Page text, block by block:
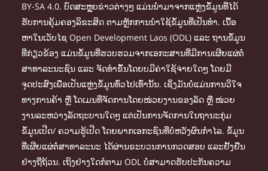
BY-SA 4.0. ບົດສະຫຼຸບຂ່າວຕ່າງໆ ແມ່ນນຳມາຈາກແຫຼ່ງຂໍ້ມູນທີ່ໄດ້
ຮັບການຄຸ້ມຄອງລິຂະສິດ ຕາມຫຼັກການນຳໃຊ້ຂໍ້ມູນທີ່ເປັນທຳ. ເນື້ອ
ຫາໃນເວັບໄຊ Open Development Laos (ODL) ແລະ ຖານຂໍ້ມູນ
ທີ່ກ່ຽວຂ້ອງ ແມ່ນຂໍ້ມູນທີ່ຮວບຮວມຈາກເອກະສານທີ່ມີການເຜີຍແຜ່ຕໍ່
ສາທາລະນະຊົນ ແລະ ຈັດທຳຂຶ້ນໂດຍບມີຄ່າໃຊ້ຈ່າຍໃດໆ ໂດຍມີ
ຈຸດປະສົງເພື່ອເປັນແຫຼ່ງຂໍ້ມູນທົ່ວໄປເທົ່ານັ້ນ. ເຊິ່ງມັນບໍ່ແມ່ນການວິໃຈ
ທາງການຄ້າ ຫຼື ໂດເມນທີ່ຈັດການໂດຍໜ່ວຍງານຂອງລັດ ຫຼື ໜ່ວຍ
ງານລະຫວ່າງລັດຖະບານໃດໆ ແຕ່ເປັນການຈັດການໃນຖານະກຸ່ມ
ຂໍ້ມູນເປີດ/ ຄວາມຮູ້ເປີດ ໂດຍພາກເອກະຊົນທີ່ບໍ່ຫວັງຜົນກຳໄລ. ຂໍ້ມູນ
ທີ່ເຜີຍແຜ່ຕໍ່ສາທາລະນະ ໄດ້ຜ່ານຂະບວນການກວດສອບ ແລະຢັ້ງຢືນ
ຢ່າງຖີ່ຖ້ວນ. ເຖິງຢ່າງໃດກໍຕາມ ODL ບໍ່ສາມາດຮັບປະກັນຄວາມ